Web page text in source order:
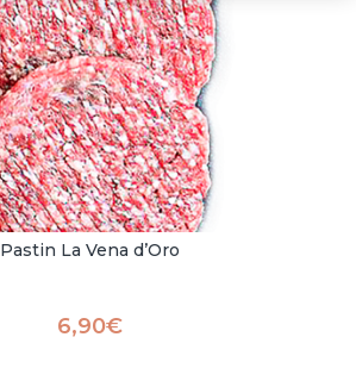
Pastin La Vena d’Oro
6,90€